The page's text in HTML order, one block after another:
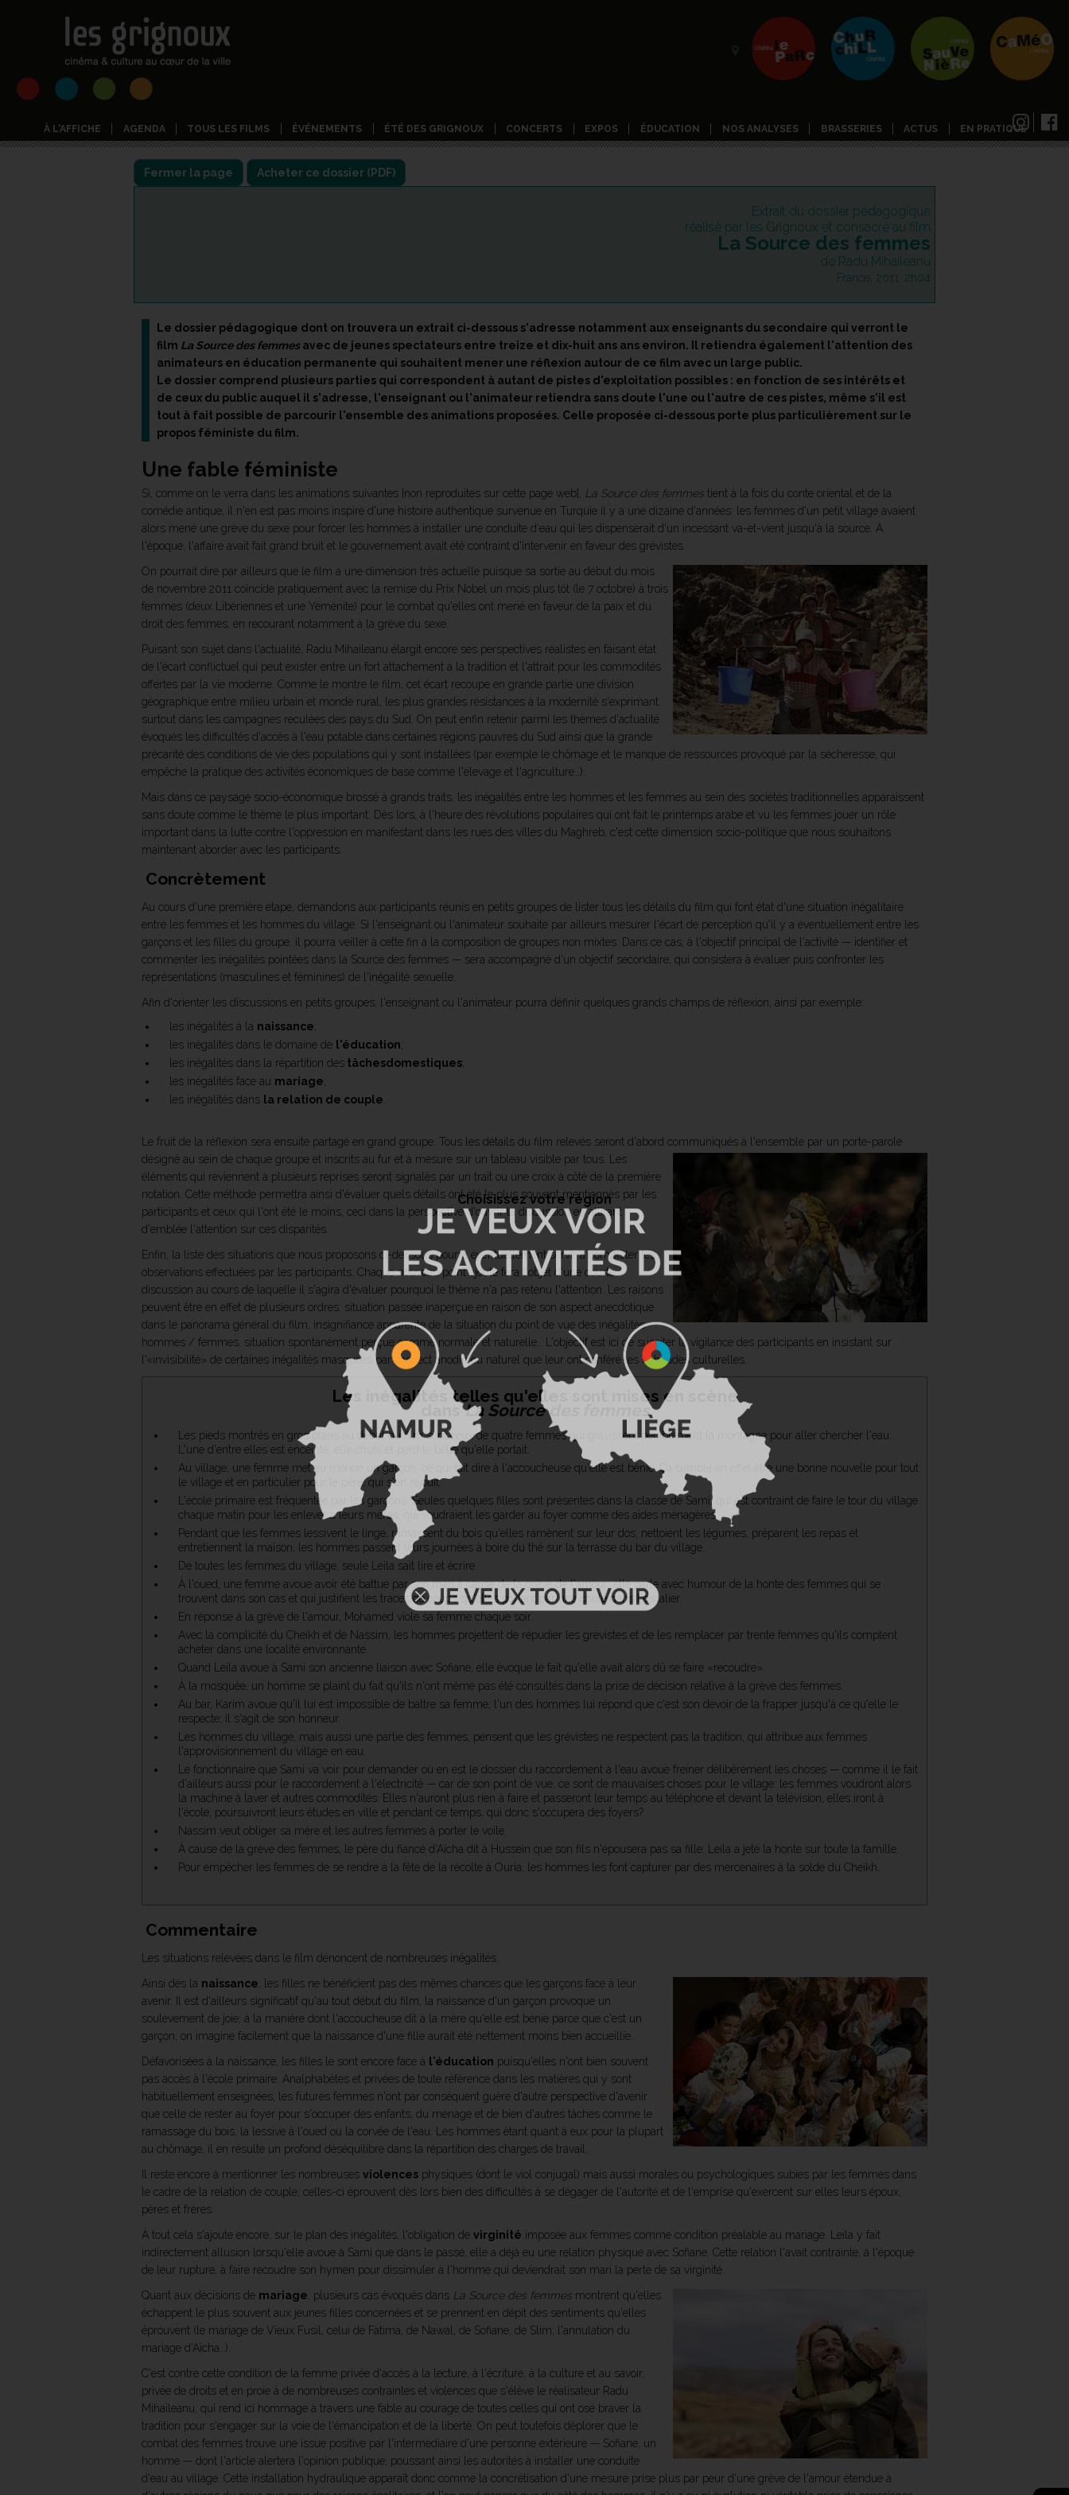
À L'AFFICHE AGENDA TOUS LES FILMS ÉVÉNEMENTS ÉTÉ DES GRIGNOUX CONCERTS EXPOS ÉDUCATION NOS ANALYSES BRASSERIES ACTUS EN PRATIQUE
Fermer la page
Extrait du dossier pédagogique
réalisé par les Grignoux et consacré au film
La Source des femmes
de Radu Mihaileanu
France, 2011, 2h04
Le dossier pédagogique dont on trouvera un extrait ci-dessous s'adresse notamment aux enseignants du secondaire qui verront le
film La Source des femmesavec de jeunes spectateurs entre treize et dix-huit ans ans environ. Il retiendra également l'attention des
animateurs en éducation permanente qui souhaitent mener une réflexion autour de ce film avec un large public.
Le dossier comprend plusieurs parties qui correspondent à autant de pistes d'exploitation possibles : en fonction de ses intérêts et
de ceux du public auquel il s'adresse, l'enseignant ou l'animateur retiendra sans doute l'une ou l'autre de ces pistes, même s'il est
tout à fait possible de parcourir l'ensemble des animations proposées. Celle proposée ci-dessous porte plus particulièrement sur le
propos féministe du film.
Une fable féministe
Si, comme on le verra dans les animations suivantes [non reproduites sur cette page web], La Source des femmes tient à la fois du conte oriental et de la
comédie antique, il n'en est pas moins inspiré d'une histoire authentique survenue en Turquie il y a une dizaine d'années: les femmes d'un petit village avaient
alors mené une grève du sexe pour forcer les hommes à installer une conduite d'eau qui les dispenserait d'un incessant va-et-vient jusqu'à la source. À
l'époque, l'affaire avait fait grand bruit et le gouvernement avait été contraint d'intervenir en faveur des grévistes.
On pourrait dire par ailleurs que le film a une dimension très actuelle puisque sa sortie au début du mois
de novembre 2011 coïncide pratiquement avec la remise du Prix Nobel un mois plus tôt (le 7 octobre) à trois
femmes (deux Libériennes et une Yéménite) pour le combat qu'elles ont mené en faveur de la paix et du
droit des femmes, en recourant notamment à la grève du sexe.
Puisant son sujet dans l'actualité, Radu Mihaileanu élargit encore ses perspectives réalistes en faisant état
de l'écart conflictuel qui peut exister entre un fort attachement à la tradition et l'attrait pour les commodités
offertes par la vie moderne. Comme le montre le film, cet écart recoupe en grande partie une division
géographique entre milieu urbain et monde rural, les plus grandes résistances à la modernité s'exprimant
surtout dans les campagnes reculées des pays du Sud. On peut enfin retenir parmi les thèmes d'actualité
évoqués les difficultés d'accès à l'eau potable dans certaines régions pauvres du Sud ainsi que la grande
précarité des conditions de vie des populations qui y sont installées (par exemple le chômage et le manque de ressources provoqué par la sécheresse, qui
empêche la pratique des activités économiques de base comme l'élevage et l'agriculture…).
Mais dans ce paysage socio-économique brossé à grands traits, les inégalités entre les hommes et les femmes au sein des sociétés traditionnelles apparaissent
sans doute comme le thème le plus important. Dès lors, à l'heure des révolutions populaires qui ont fait le printemps arabe et vu les femmes jouer un rôle
important dans la lutte contre l'oppression en manifestant dans les rues des villes du Maghreb, c'est cette dimension socio-politique que nous souhaitons
maintenant aborder avec les participants.
Concrètement
Au cours d'une première étape, demandons aux participants réunis en petits groupes de lister tous les détails du film qui font état d'une situation inégalitaire
entre les femmes et les hommes du village. Si l'enseignant ou l'animateur souhaite par ailleurs mesurer l'écart de perception qu'il y a éventuellement entre les
garçons et les filles du groupe, il pourra veiller à cette fin à la composition de groupes non mixtes. Dans ce cas, à l'objectif principal de l'activité — identifier et
commenter les inégalités pointées dans la Source des femmes — sera accompagné d'un objectif secondaire, qui consistera à évaluer puis confronter les
représentations (masculines et féminines) de l'inégalité sexuelle.
Afin d'orienter les discussions en petits groupes, l'enseignant ou l'animateur pourra définir quelques grands champs de réflexion, ainsi par exemple:
les inégalités à la naissance;
les inégalités dans le domaine de l'éducation;
les inégalités dans la répartition des tâchesdomestiques;
les inégalités face au mariage;
les inégalités dans la relation de couple
Le fruit de la réflexion sera ensuite partagé en grand groupe. Tous les détails du film relevés seront d'abord communiqués à l'ensemble par un porte-parole
désigné au sein de chaque groupe et inscrits au fur et à mesure sur un tableau visible par tous.
Les
éléments qui reviennent à plusieurs reprises seront signalés par un trait ou une croix à côté de la première
notation. Cette méthode permettra ainsi d'évaluer quels détails ont été le plus souvent mentionnés par les
participants et ceux qui l'ont été le moins, ceci dans la perspective d'ouvrir la discussion en attirant
d'emblée l'attention sur ces disparités.
Enfin, la liste des situations que nous proposons ci-dessous pourra éventuellement servir à compléter les
observations effectuées par les participants. Chaque nouveau point ajouté fera l'objet d'une courte
discussion au cours de laquelle il s'agira d'évaluer pourquoi le thème n'a pas retenu l'attention. Les raisons
peuvent être en effet de plusieurs ordres: situation passée inaperçue en raison de son aspect anecdotique
dans le panorama général du film, insignifiance apparente de la situation du point de vue des inégalités
hommes / femmes, situation spontanément perçue comme normale et naturelle… L'objectif est ici de susciter la vigilance des participants en insistant sur
l'«invisibilité» de certaines inégalités masquées par l'aspect anodin ou naturel que leur ont conféré les habitudes culturelles.
Les inégalités telles qu'elles sont mises en scène
dansLa Source des femmes
Les pieds montrés en gros plans au début du film sont ceux de quatre femmes qui gravissent péniblement la montagne pour aller chercher l'eau.
L'une d'entre elles est enceinte; elle chute et perd le bébé qu'elle portait.
Au village, une femme met au monde un garçon, ce qui fait dire à l'accoucheuse qu'elle est bénie. Ça semble en effet être une bonne nouvelle pour tout
le village et en particulier pour le père, qui s'en réjouit.
L'école primaire est fréquentée par les garçons. Seules quelques filles sont présentes dans la classe de Sami, qui est contraint de faire le tour du village
chaque matin pour les enlever à leurs mères, qui voudraient les garder au foyer comme des aides ménagères.
Pendant que les femmes lessivent le linge, ramassent du bois qu'elles ramènent sur leur dos, nettoient les légumes, préparent les repas et
entretiennent la maison, les hommes passent leurs journées à boire du thé sur la terrasse du bar du village.
De toutes les femmes du village, seule Leila sait lire et écrire.
À l'oued, une femme avoue avoir été battue par son mari à cause de la grève de l'amour; elle parle avec humour de la honte des femmes qui se
trouvent dans son cas et qui justifient les traces de coups qu'elles portent par une chute dans l'escalier.
En réponse à la grève de l'amour, Mohamed viole sa femme chaque soir.
Avec la complicité du Cheikh et de Nassim, les hommes projettent de répudier les grévistes et de les remplacer par trente femmes qu'ils comptent
acheter dans une localité environnante.
Quand Leila avoue à Sami son ancienne liaison avec Sofiane, elle évoque le fait qu'elle avait alors dû se faire «recoudre».
À la mosquée, un homme se plaint du fait qu'ils n'ont même pas été consultés dans la prise de décision relative à la grève des femmes.
Au bar, Karim avoue qu'il lui est impossible de battre sa femme; l'un des hommes lui répond que c'est son devoir de la frapper jusqu'à ce qu'elle le
respecte; il s'agit de son honneur.
Les hommes du village, mais aussi une partie des femmes, pensent que les grévistes ne respectent pas la tradition, qui attribue aux femmes
l'approvisionnement du village en eau.
Le fonctionnaire que Sami va voir pour demander où en est le dossier du raccordement à l'eau avoue freiner délibérément les choses — comme il le fait
d'ailleurs aussi pour le raccordement à l'électricité — car de son point de vue, ce sont de mauvaises choses pour le village: les femmes voudront alors
la machine à laver et autres commodités. Elles n'auront plus rien à faire et passeront leur temps au téléphone et devant la télévision, elles iront à
l'école, poursuivront leurs études en ville et pendant ce temps, qui donc s'occupera des foyers?
Nassim veut obliger sa mère et les autres femmes à porter le voile.
À cause de la grève des femmes, le père du fiancé d'Aïcha dit à Hussein que son fils n'épousera pas sa fille: Leila a jeté la honte sur toute la famille.
Pour empêcher les femmes de se rendre à la fête de la récolte à Ouria, les hommes les font capturer par des mercenaires à la solde du Cheikh.
Commentaire
Les situations relevées dans le film dénoncent de nombreuses inégalités.
Ainsi dès la naissance , les filles ne bénéficient pas des mêmes chances que les garçons face à leur
avenir. Il est d'ailleurs significatif qu'au tout début du film, la naissance d'un garçon provoque un
soulèvement de joie; à la manière dont l'accoucheuse dit à la mère qu'elle est bénie parce que c'est un
garçon, on imagine facilement que la naissance d'une fille aurait été nettement moins bien accueillie.
Défavorisées à la naissance, les filles le sont encore face à l'éducation puisqu'elles n'ont bien souvent
pas accès à l'école primaire. Analphabètes et privées de toute référence dans les matières qui y sont
habituellement enseignées, les futures femmes n'ont par conséquent guère d'autre perspective d'avenir
que celle de rester au foyer pour s'occuper des enfants, du ménage et de bien d'autres tâches comme le
ramassage du bois, la lessive à l'oued ou la corvée de l'eau. Les hommes étant quant à eux pour la plupart
au chômage, il en résulte un profond déséquilibre dans la répartition des charges de travail.
Il reste encore à mentionner les nombreuses violences physiques (dont le viol conjugal) mais aussi morales ou psychologiques subies par les femmes dans
le cadre de la relation de couple; celles-ci éprouvent dès lors bien des difficultés à se dégager de l'autorité et de l'emprise qu'exercent sur elles leurs époux,
pères et frères.
À tout cela s'ajoute encore, sur le plan des inégalités, l'obligation de virginité imposée aux femmes comme condition préalable au mariage. Leila y fait
indirectement allusion lorsqu'elle avoue à Sami que dans le passé, elle a déjà eu une relation physique avec Sofiane. Cette relation l'avait contrainte, à l'époque
de leur rupture, à faire recoudre son hymen pour dissimuler à l'homme qui deviendrait son mari la perte de sa virginité.
Quant aux décisions de mariage , plusieurs cas évoqués dans La Source des femmes montrent qu'elles
échappent le plus souvent aux jeunes filles concernées et se prennent en dépit des sentiments qu'elles
éprouvent (le mariage de Vieux Fusil, celui de Fatima, de Nawal, de Sofiane, de Slim; l'annulation du
mariage d'Aïcha…).
C'est contre cette condition de la femme privée d'accès à la lecture, à l'écriture, à la culture et au savoir,
privée de droits et en proie à de nombreuses contraintes et violences que s'élève le réalisateur Radu
Mihaileanu, qui rend ici hommage à travers une fable au courage de toutes celles qui ont osé braver la
tradition pour s'engager sur la voie de l'émancipation et de la liberté. On peut toutefois déplorer que le
combat des femmes trouve une issue positive par l'intermédiaire d'une personne extérieure — Sofiane, un
homme — dont l'article alertera l'opinion publique, poussant ainsi les autorités à installer une conduite
d'eau au village. Cette installation hydraulique apparaît donc comme la concrétisation d'une mesure prise plus par peur d'une grève de l'amour étendue à
Choisissez votre région